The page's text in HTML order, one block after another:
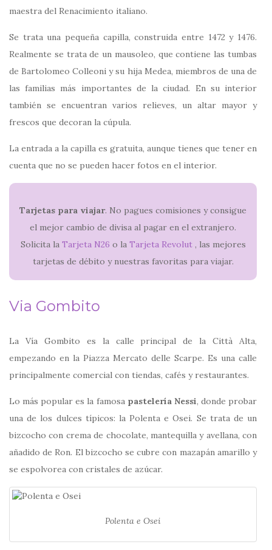
maestra del Renacimiento italiano.
Se trata una pequeña capilla, construida entre 1472 y 1476.
Realmente se trata de un mausoleo, que contiene las tumbas
de Bartolomeo Colleoni y su hija Medea, miembros de una de
las familias más importantes de la ciudad. En su interior
también se encuentran varios relieves, un altar mayor y
frescos que decoran la cúpula.
La entrada a la capilla es gratuita, aunque tienes que tener en
cuenta que no se pueden hacer fotos en el interior.
Tarjetas para viajar. No pagues comisiones y consigue
el mejor cambio de divisa al pagar en el extranjero.
Solicita la Tarjeta N26 o la Tarjeta Revolut, las mejores
tarjetas de débito y nuestras favoritas para viajar.
Via Gombito
La Vía Gombito es la calle principal de la Città Alta,
empezando en la Piazza Mercato delle Scarpe. Es una calle
principalmente comercial con tiendas, cafés y restaurantes.
Lo más popular es la famosa pastelería Nessi, donde probar
una de los dulces típicos: la Polenta e Osei. Se trata de un
bizcocho con crema de chocolate, mantequilla y avellana, con
añadido de Ron. El bizcocho se cubre con mazapán amarillo y
se espolvorea con cristales de azúcar.
Polenta e Osei